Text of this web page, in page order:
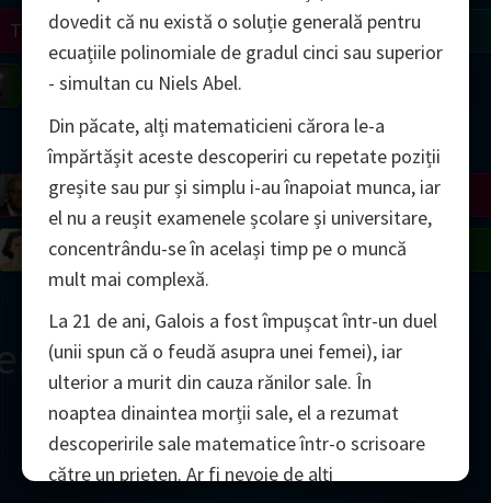
Avila
Tao
Bourgain
Matiyasevich
Uhlenbeck
Easley
Penrose
Serre
Mandelbrot
Robinson
Blackwell
Gardner
Turingdovedit că nu există o soluție generală pentru
ecuațiile polinomiale de gradul cinci sau superior
- simultan cu Niels Abel.
Din păcate, alți matematicieni cărora le-a
împărtășit aceste descoperiri cu repetate poziții
greșite sau pur și simplu i-au înapoiat munca, iar
el nu a reușit examenele școlare și universitare,
concentrându-se în același timp pe o muncă
mult mai complexă.
La 21 de ani, Galois a fost împușcat într-un duel
(unii spun că o feudă asupra unei femei), iar
ulterior a murit din cauza rănilor sale. În
noaptea dinaintea morții sale, el a rezumat
descoperirile sale matematice într-o scrisoare
către un prieten. Ar fi nevoie de alți